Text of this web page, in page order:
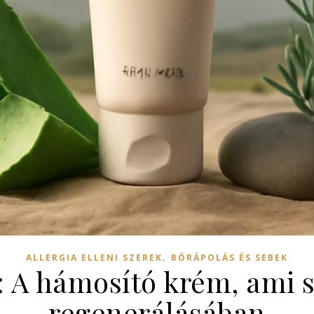
ALLERGIA ELLENI SZEREK, BŐRÁPOLÁS ÉS SEBEK
A hámosító krém, ami